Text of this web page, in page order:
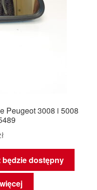
Peugeot 3008 i 5008
dostępny